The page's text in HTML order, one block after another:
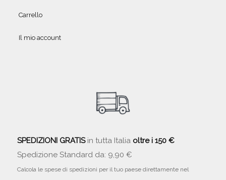
Carrello
Il mio account
SPEDIZIONI GRATISin tutta Italia oltre i 150 €
Spedizione Standard da: 9,90 €
Calcola le spese di spedizioni per il tuo paese direttamente nel